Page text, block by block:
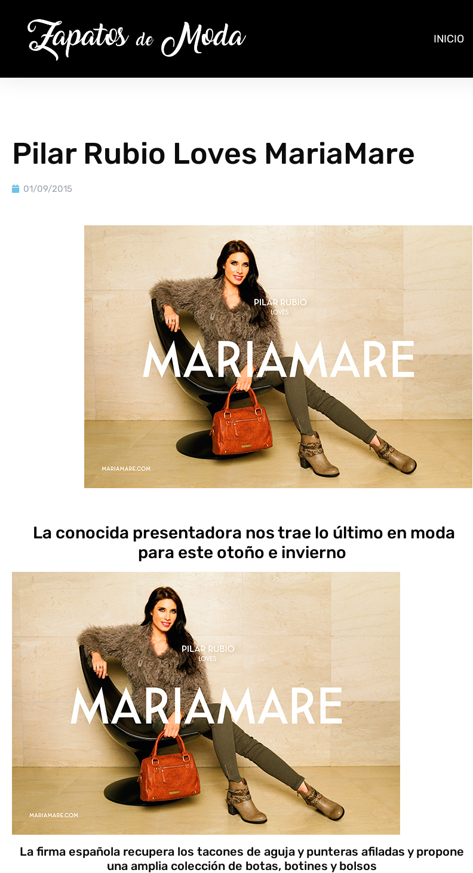
INICIO
Pilar Rubio Loves MariaMare
01/09/2015
La conocida presentadora nos trae lo último en moda
para este otoño e invierno
La firma española recupera los tacones de aguja y punteras afiladas y propone
una amplia colección de botas, botines y bolsos